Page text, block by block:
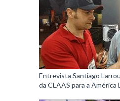
Entrevista Santiago
da CLAAS para a América